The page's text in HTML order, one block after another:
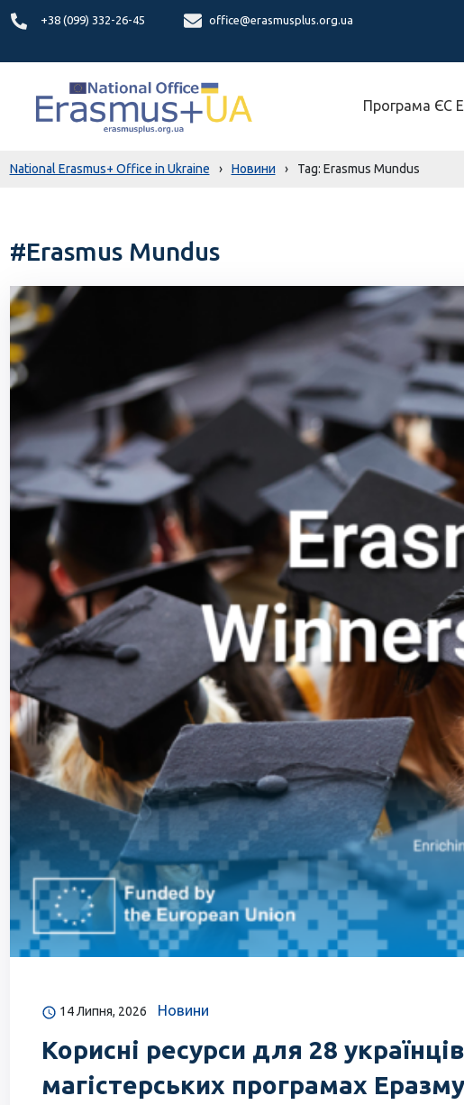
+38 (099) 332-26-45
office@erasmusplus.org.ua
Програма ЄС
National Erasmus+ Office in Ukraine › Новини › Erasmus Mundus
#Erasmus Mundus
14 Липня, 2026 Новини
Корисні ресурси для 28
магістерських програмах